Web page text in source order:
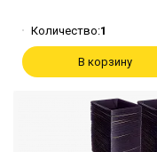
Количество:1
В корзину